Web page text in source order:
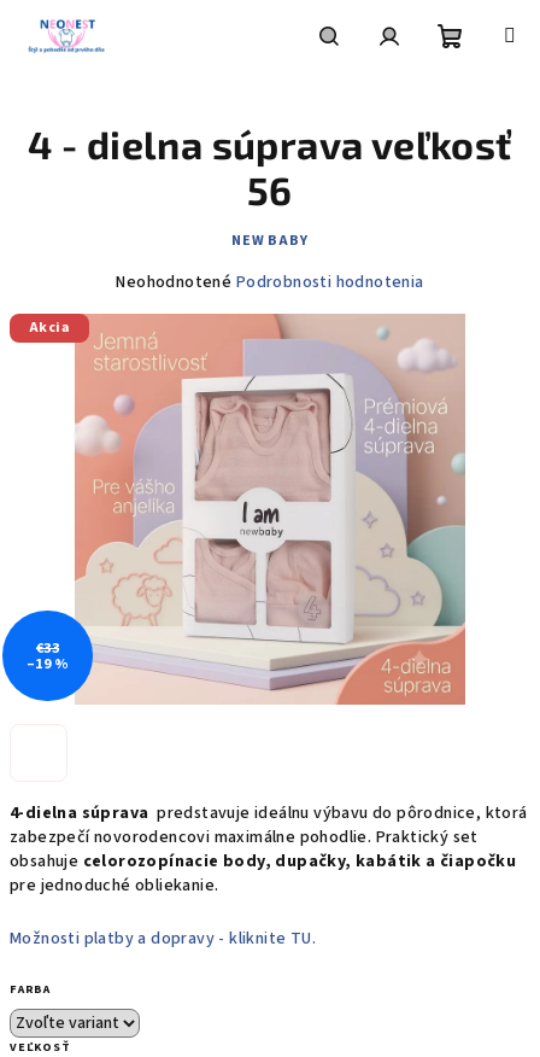
obsah
košík
4-dielna súprava predstavuje ideálnu výbavu do pôrodnice, ktorá
zabezpečí novorodencovi maximálne pohodlie. Praktický set
obsahuje celorozopínacie body, dupačky, kabátik a čiapočku
pre jednoduché obliekanie.
Možnosti platby a dopravy - kliknite TU.
FARBA
VEĽKOSŤ
4 - dielna súprava veľkosť
56
NEW BABY
Priemerné
produktu
je
0,0
z
5
hviezdičiek.
Neohodnotené Podrobnosti hodnotenia
Akcia
€33
–19 %